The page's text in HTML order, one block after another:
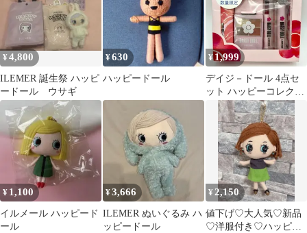
¥4,800
ILEMER 誕生祭 ハッピ
ードール ウサギ
¥630
ハッピードール
¥ 1,999
デイジ－ドール 4点セ
ット ハッピーコレクシ
ョン \\3000851
4901416182976
¥ 1,100
イルメール ハッピード
ール
¥3,666
ILEMER ぬいぐるみ ハ
ッピードール
¥ 2,150
値下げ♡大人気♡新品
♡洋服付き♡ハッピー